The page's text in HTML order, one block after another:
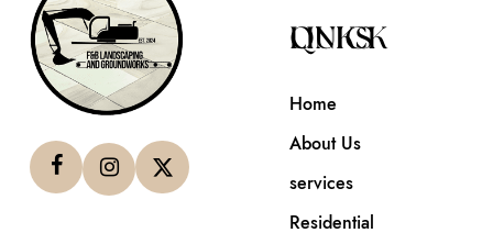
QUICK LINKS
Home
About Us
services
Residential